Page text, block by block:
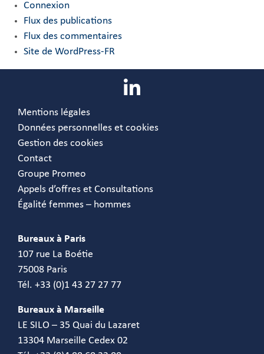
Connexion
Flux des publications
Flux des commentaires
Site de WordPress-FR
Mentions légales
Données personnelles et cookies
Gestion des cookies
Contact
Groupe Promeo
Appels d’offres et Consultations
Égalité femmes – hommes
Bureaux à Paris
107 rue La Boétie
75008 Paris
Tél. +33 (0)1 43 27 27 77
Bureaux à Marseille
LE SILO – 35 Quai du Lazaret
13304 Marseille Cedex 02